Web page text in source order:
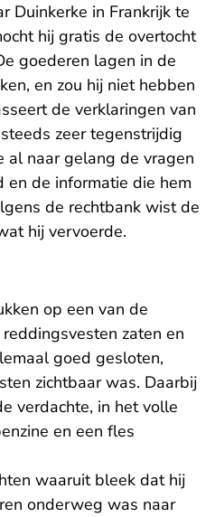
Duinkerke in Frankrijk te
hij gratis de overtocht
goederen lagen in de
en zou hij niet hebben
de verklaringen van
zeer tegenstrijdig
al naar gelang de vragen
de informatie die hem
de rechtbank wist de
hij vervoerde.
op een van de
zaten en
goed gesloten,
zichtbaar was. Daarbij
verdachte, in het volle
en een fles
waaruit bleek dat hij
onderweg was naar